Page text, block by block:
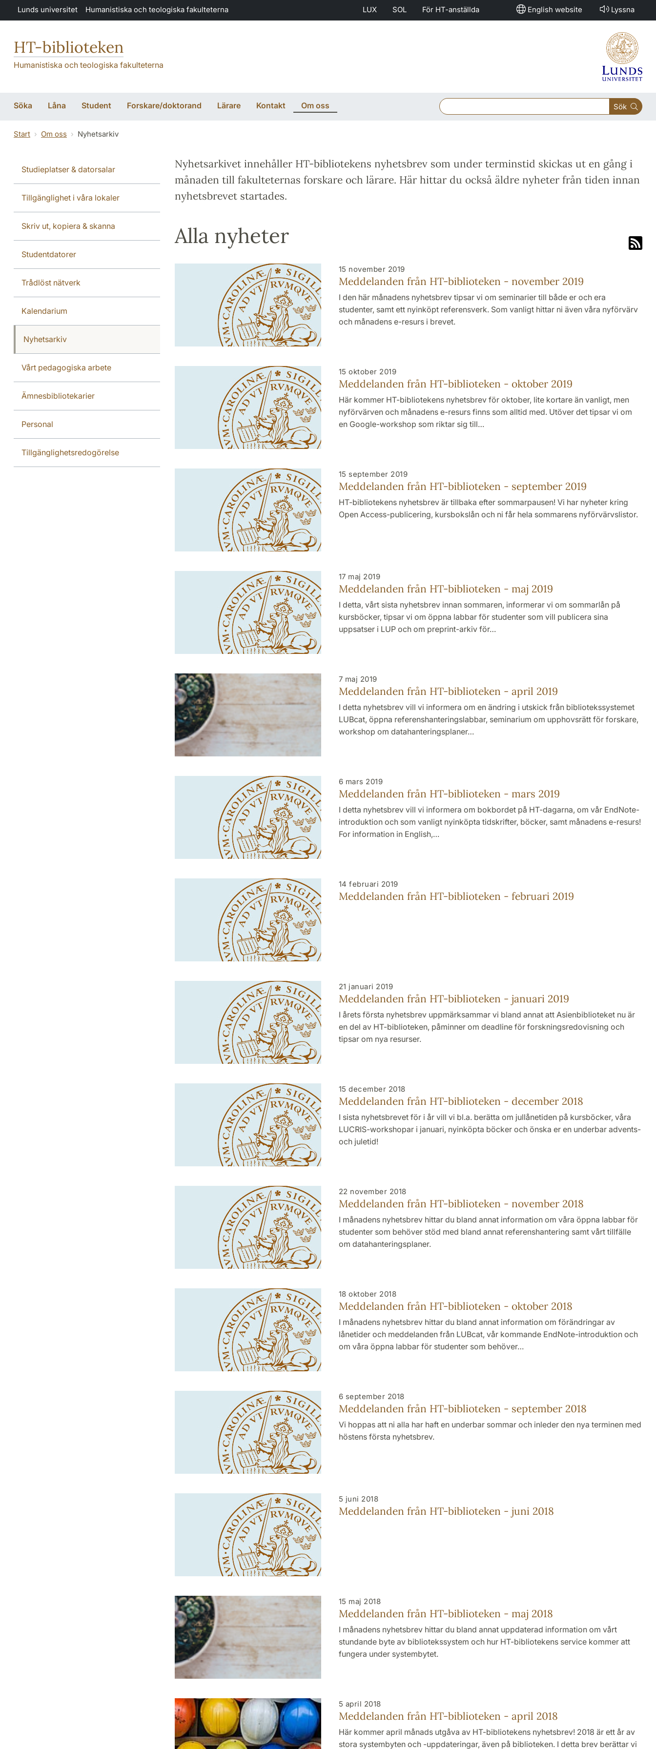
Hoppa till huvudinnehåll
Lunds universitet Humanistiska och teologiska fakulteterna LUX SOL För HT-anställda English website Lyssna
HT-biblioteken
Humanistiska och teologiska fakulteterna
Söka Låna Student Forskare/doktorand Lärare Kontakt Om oss Sök
Start Om oss Nyhetsarkiv
Studieplatser & datorsalar
Tillgänglighet i våra lokaler
Skriv ut, kopiera & skanna
Studentdatorer
Trådlöst nätverk
Kalendarium
Nyhetsarkiv
Vårt pedagogiska arbete
Ämnesbibliotekarier
Personal
Tillgänglighetsredogörelse
Nyhetsarkivet innehåller HT-bibliotekens nyhetsbrev som under terminstid skickas ut en gång i
månaden till fakulteternas forskare och lärare. Här hittar du också äldre nyheter från tiden innan
nyhetsbrevet startades.
Alla nyheter
15 november 2019
Meddelanden från HT-biblioteken - november 2019
I den här månadens nyhetsbrev tipsar vi om seminarier till både er och era
studenter, samt ett nyinköpt referensverk. Som vanligt hittar ni även våra nyförvärv
och månadens e-resurs i brevet.
15 oktober 2019
Meddelanden från HT-biblioteken - oktober 2019
Här kommer HT-bibliotekens nyhetsbrev för oktober, lite kortare än vanligt, men
nyförvärven och månadens e-resurs finns som alltid med. Utöver det tipsar vi om
en Google-workshop som riktar sig till…
15 september 2019
Meddelanden från HT-biblioteken - september 2019
HT-bibliotekens nyhetsbrev är tillbaka efter sommarpausen! Vi har nyheter kring
Open Access-publicering, kursbokslån och ni får hela sommarens nyförvärvslistor.
17 maj 2019
Meddelanden från HT-biblioteken - maj 2019
I detta, vårt sista nyhetsbrev innan sommaren, informerar vi om sommarlån på
kursböcker, tipsar vi om öppna labbar för studenter som vill publicera sina
uppsatser i LUP och om preprint-arkiv för…
7 maj 2019
Meddelanden från HT-biblioteken - april 2019
I detta nyhetsbrev vill vi informera om en ändring i utskick från bibliotekssystemet
LUBcat, öppna referenshanteringslabbar, seminarium om upphovsrätt för forskare,
workshop om datahanteringsplaner…
6 mars 2019
Meddelanden från HT-biblioteken - mars 2019
I detta nyhetsbrev vill vi informera om bokbordet på HT-dagarna, om vår EndNote-
introduktion och som vanligt nyinköpta tidskrifter, böcker, samt månadens e-resurs!
For information in English,…
14 februari 2019
Meddelanden från HT-biblioteken - februari 2019
21 januari 2019
Meddelanden från HT-biblioteken - januari 2019
I årets första nyhetsbrev uppmärksammar vi bland annat att Asienbiblioteket nu är
en del av HT-biblioteken, påminner om deadline för forskningsredovisning och
tipsar om nya resurser.
15 december 2018
Meddelanden från HT-biblioteken - december 2018
I sista nyhetsbrevet för i år vill vi bl.a. berätta om jullånetiden på kursböcker, våra
LUCRIS-workshopar i januari, nyinköpta böcker och önska er en underbar advents-
och juletid!
22 november 2018
Meddelanden från HT-biblioteken - november 2018
I månadens nyhetsbrev hittar du bland annat information om våra öppna labbar för
studenter som behöver stöd med bland annat referenshantering samt vårt tillfälle
om datahanteringsplaner.
18 oktober 2018
Meddelanden från HT-biblioteken - oktober 2018
I månadens nyhetsbrev hittar du bland annat information om förändringar av
lånetider och meddelanden från LUBcat, vår kommande EndNote-introduktion och
om våra öppna labbar för studenter som behöver…
6 september 2018
Meddelanden från HT-biblioteken - september 2018
Vi hoppas att ni alla har haft en underbar sommar och inleder den nya terminen med
höstens första nyhetsbrev.
5 juni 2018
Meddelanden från HT-biblioteken - juni 2018
15 maj 2018
Meddelanden från HT-biblioteken - maj 2018
I månadens nyhetsbrev hittar du bland annat uppdaterad information om vårt
stundande byte av bibliotekssystem och hur HT-bibliotekens service kommer att
fungera under systembytet.
5 april 2018
Meddelanden från HT-biblioteken - april 2018
Här kommer april månads utgåva av HT-bibliotekens nyhetsbrev! 2018 är ett år av
stora systembyten och -uppdateringar, även på biblioteken. I detta brev berättar vi